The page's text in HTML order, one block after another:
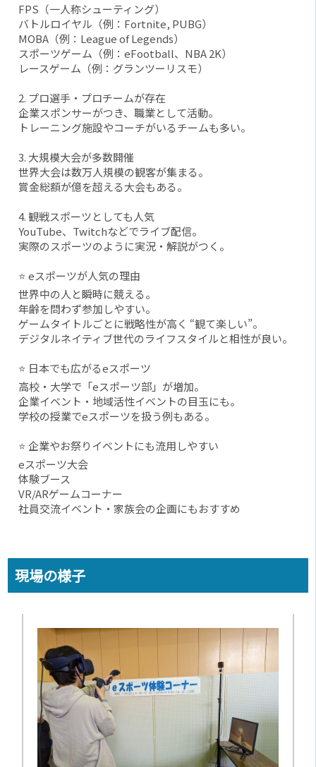
FPS（一人称シューティング）
バトルロイヤル（例：Fortnite, PUBG）
MOBA（例：League of Legends）
スポーツゲーム（例：eFootball、NBA 2K）
レースゲーム（例：グランツーリスモ）
2. プロ選手・プロチームが存在
企業スポンサーがつき、職業として活動。
トレーニング施設やコーチがいるチームも多い。
3. 大規模大会が多数開催
世界大会は数万人規模の観客が集まる。
賞金総額が億を超える大会もある。
4. 観戦スポーツとしても人気
YouTube、Twitchなどでライブ配信。
実際のスポーツのように実況・解説がつく。
⭐ eスポーツが人気の理由
世界中の人と瞬時に競える。
年齢を問わず参加しやすい。
ゲームタイトルごとに戦略性が高く “観て楽しい”。
デジタルネイティブ世代のライフスタイルと相性が良い。
⭐ 日本でも広がるeスポーツ
高校・大学で「eスポーツ部」が増加。
企業イベント・地域活性イベントの目玉にも。
学校の授業でeスポーツを扱う例もある。
⭐ 企業やお祭りイベントにも流用しやすい
eスポーツ大会
体験ブース
VR/ARゲームコーナー
社員交流イベント・家族会の企画にもおすすめ
現場の様子